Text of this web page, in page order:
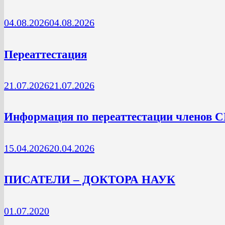
04.08.202604.08.2026
Переаттестация
21.07.202621.07.2026
Информация по переаттестации членов
15.04.202620.04.2026
ПИСАТЕЛИ – ДОКТОРА НАУК
01.07.2020